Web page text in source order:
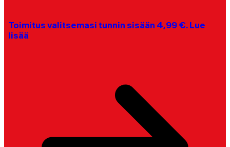
Toimitus valitsemasi tunnin sisään 4,99 €. Lue
lisää